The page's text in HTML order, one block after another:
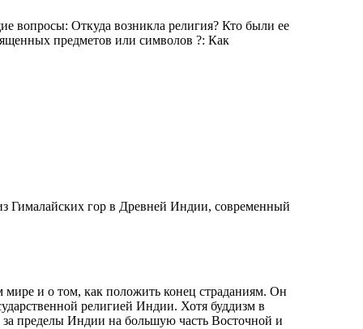
вопросы: Откуда возникла религия? Кто были ее
предметов или символов ?: Как
Гималайских гор в Древней Индии, современный
мире и о том, как положить конец страданиям. Он
религией Индии. Хотя буддизм в
пределы Индии на большую часть Восточной и